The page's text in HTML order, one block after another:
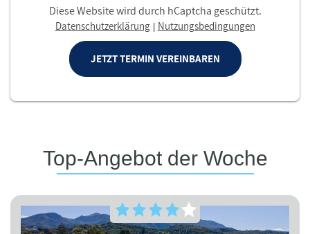
Diese Website wird durch hCaptcha geschützt.
Datenschutzerklärung | Nutzungsbedingungen
JETZT TERMIN VEREINBAREN
Top-Angebot der Woche